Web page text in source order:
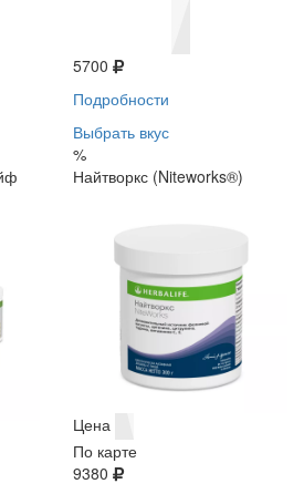
5700
Подробности
Выбрать вкус
%
Найтворкс (Niteworks®)
Цена
По карте
9380